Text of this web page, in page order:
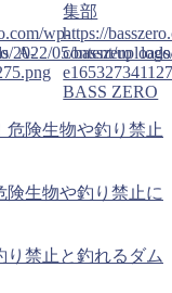
wp-
2022/05/
集部
https://
content/
BASS ZERO
生物や釣り禁止に
禁止と釣れるダム